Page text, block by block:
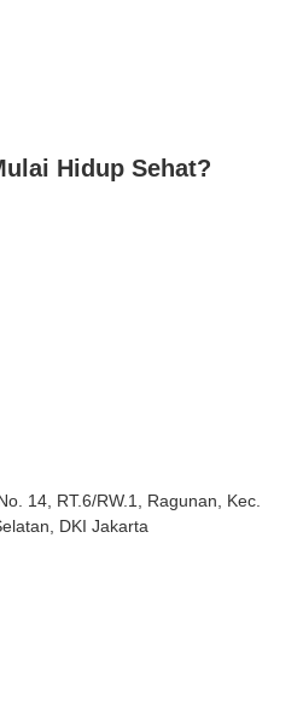
Hidup Sehat?
14, RT.6/RW.1, Ragunan, Kec.
DKI Jakarta